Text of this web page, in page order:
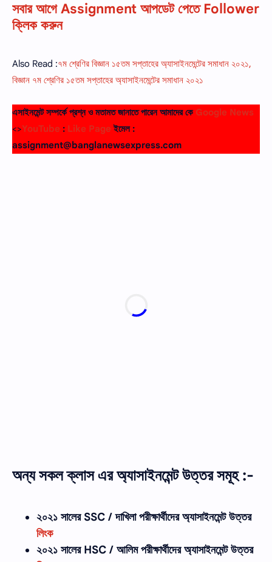
সবার আগে Assignment আপডেট পেতে Follower
ক্লিক করুন
Also Read :৭ম শ্রেণির বিজ্ঞান ১৫তম সপ্তাহের অ্যাসাইনমেন্টের সমাধান ২০২১,
বিজ্ঞান ৭ম শ্রেণির ১৫তম সপ্তাহের অ্যাসাইনমেন্টের সমাধান ২০২১
এসাইনমেন্ট সম্পর্কে প্রশ্ন ও মতামত জানাতে পারেন আমাদের কে Google News
<>YouTube : Like Page ইমেল :
assignment@banglanewsexpress.com
অন্য সকল ক্লাস এর অ্যাসাইনমেন্ট উত্তর সমূহ :-
২০২১ সালের SSC / দাখিলাপরীক্ষার্থীদেরঅ্যাসাইনমেন্ট উত্তর
লিংক
২০২১ সালের HSC / আলিম পরীক্ষার্থীদের অ্যাসাইনমেন্ট উত্তর